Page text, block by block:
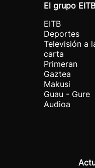
El grupo EITB
EITB
Deportes
Televisión a
carta
Primeran
Gaztea
Makusi
Guau - Gure
Audioa